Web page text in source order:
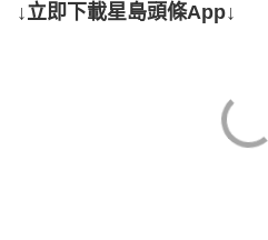
↓立即下載星島頭條App↓